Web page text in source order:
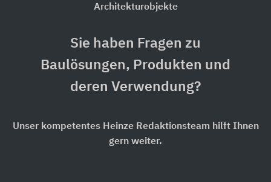
Architekturobjekte
Sie haben Fragen zu
Baulösungen, Produkten und
deren Verwendung?
Unser kompetentes Heinze Redaktionsteam hilft Ihnen
gern weiter.